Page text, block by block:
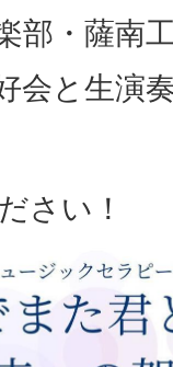
部・薩南
会と生演
さい！